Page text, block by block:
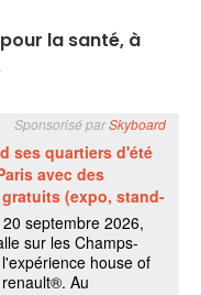
la santé, à